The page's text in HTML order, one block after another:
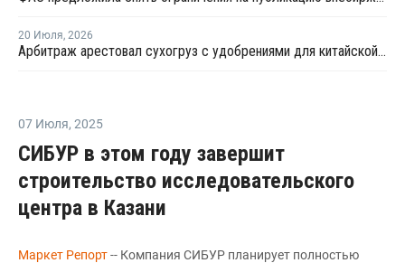
20 Июля, 2026
Арбитраж арестовал сухогруз с удобрениями для китайской компании
07 Июля, 2025
СИБУР в этом году завершит
строительство исследовательского
центра в Казани
Маркет Репорт-- Компания СИБУР планирует полностью